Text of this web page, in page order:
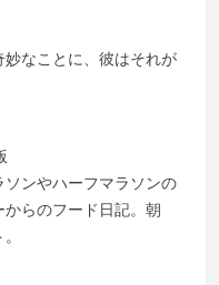
なことに、彼はそれが
ンやハーフマラソンの
からのフード日記。朝